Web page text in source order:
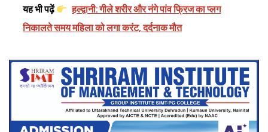
यह भी पढ़ें
हल्द्वानी: गीले शरीर और नंगे पांव फ्रिज का प्लग
निकालते समय महिला को लगा करंट, दर्दनाक मौत